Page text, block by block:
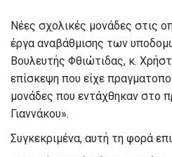
Νέες σχολικές μονάδες στις
έργα αναβάθμισης των
Βουλευτής Φθιώτιδας, κ.
επίσκεψη που είχε
μονάδες που εντάχθηκαν στο
Γιαννάκου».
Συγκεκριμένα, αυτή τη φορά